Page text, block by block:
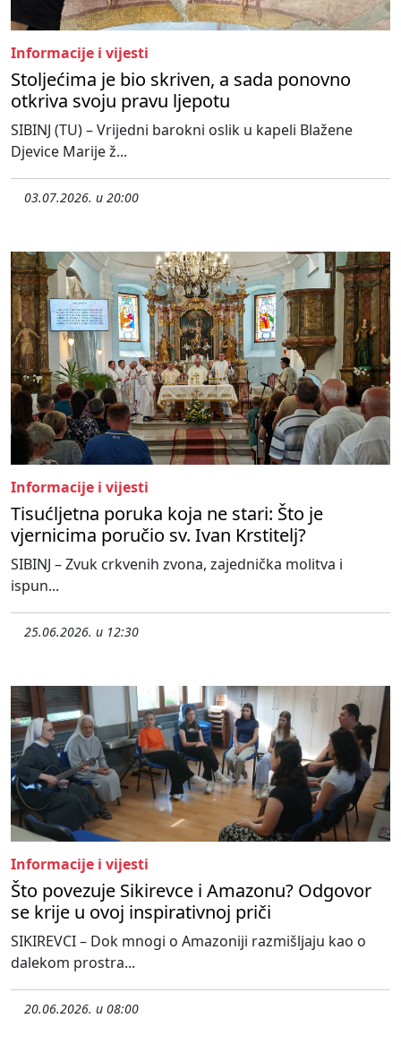
Informacije i vijesti
Stoljećima je bio skriven, a sada ponovno
otkriva svoju pravu ljepotu
SIBINJ (TU) – Vrijedni barokni oslik u kapeli Blažene
Djevice Marije ž...
03.07.2026. u 20:00
Informacije i vijesti
Tisućljetna poruka koja ne stari: Što je
vjernicima poručio sv. Ivan Krstitelj?
SIBINJ – Zvuk crkvenih zvona, zajednička molitva i
ispun...
25.06.2026. u 12:30
Informacije i vijesti
Što povezuje Sikirevce i Amazonu? Odgovor
se krije u ovoj inspirativnoj priči
SIKIREVCI – Dok mnogi o Amazoniji razmišljaju kao o
dalekom prostra...
20.06.2026. u 08:00